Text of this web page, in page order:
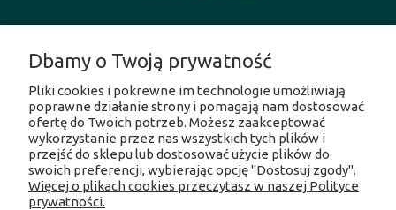
INFORMACJE O SKLEPIE
SOCIAL MEDIA
Facebook
Dbamy o Twoją prywatność
Pliki cookies i pokrewne im technologie umożliwiają
poprawne działanie strony i pomagają nam dostosować
ofertę do Twoich potrzeb. Możesz zaakceptować
wykorzystanie przez nas wszystkich tych plików i
przejść do sklepu lub dostosować użycie plików do
swoich preferencji, wybierając opcję "Dostosuj zgody".
Więcej o plikach cookies przeczytasz w naszej Polityce
prywatności.